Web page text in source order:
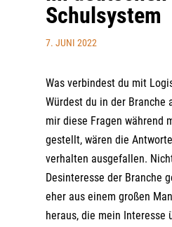
Schulsystem
7. JUNI 2022
Was verbindest du mit
Würdest du in der Branche
mir diese Fragen während
gestellt, wären die
verhalten ausgefallen.
Desinteresse der Branche
eher aus einem großen
heraus, die mein Interesse